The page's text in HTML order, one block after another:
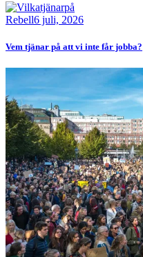
Bild
Rebell6 juli, 2026
Vem tjänar på att vi inte får jobba?
Bild